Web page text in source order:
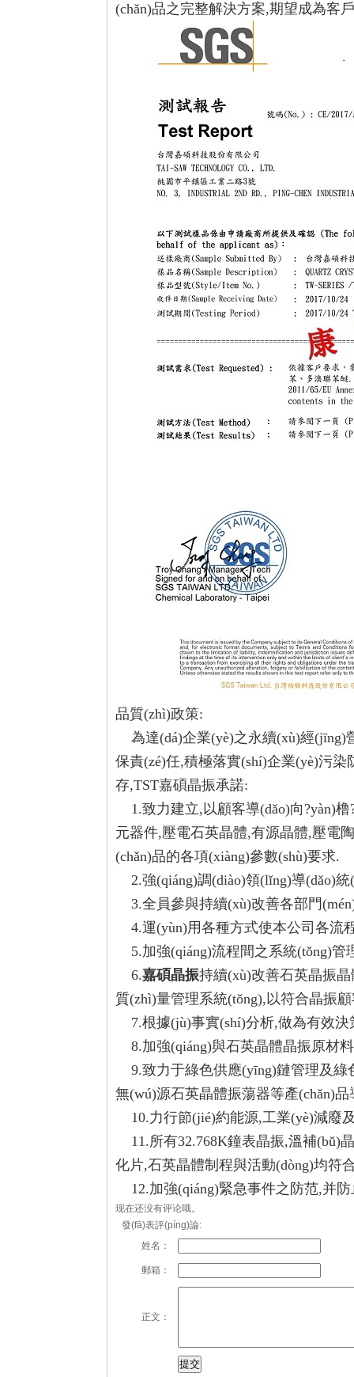
(chǎn)品之完整解決方案,期望成為客
品質(zhì)政策:
為達(dá)企業(yè)之永續(xù)經(jīng)
保責(zé)任,積極落實(shí)企業(yè)污
存,TST嘉碩晶振承諾:
1.致力建立,以顧客導(dǎo)向?yàn)
元器件,壓電石英晶體,有源晶體,壓電
(chǎn)品的各項(xiàng)參數(shù)要求.
2.強(qiáng)調(diào)領(lǐng)導(dǎo)
3.全員參與持續(xù)改善各部門
4.運(yùn)用各種方式使本公司各流
5.加強(qiáng)流程間之系統(tǒng)管
6.嘉碩晶振持續(xù)改善石英晶振
質(zhì)量管理系統(tǒng),以符合晶振
7.根據(jù)事實(shí)分析,做為有效決
8.加強(qiáng)與石英晶體晶振原材
9.致力于綠色供應(yīng)鏈管理及綠
無(wú)源石英晶體振蕩器等產(chǎn)
10.力行節(jié)約能源,工業(yè)減廢
11.所有32.768K鐘表晶振,溫補(bǔ)
化片,石英晶體制程與活動(dòng)均符
12.加強(qiáng)緊急事件之防范,并
现在还没有评论哦。
發(fā)表評(píng)論:
姓名：
郵箱：
正文：